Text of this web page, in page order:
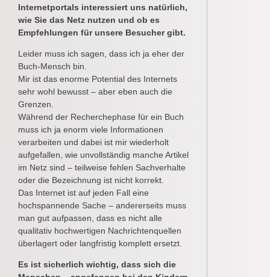
Internetportals interessiert uns natürlich,
wie Sie das Netz nutzen und ob es
Empfehlungen für unsere Besucher gibt.
Leider muss ich sagen, dass ich ja eher der
Buch-Mensch bin.
Mir ist das enorme Potential des Internets
sehr wohl bewusst – aber eben auch die
Grenzen.
Während der Recherchephase für ein Buch
muss ich ja enorm viele Informationen
verarbeiten und dabei ist mir wiederholt
aufgefallen, wie unvollständig manche Artikel
im Netz sind – teilweise fehlen Sachverhalte
oder die Bezeichnung ist nicht korrekt.
Das Internet ist auf jeden Fall eine
hochspannende Sache – andererseits muss
man gut aufpassen, dass es nicht alle
qualitativ hochwertigen Nachrichtenquellen
überlagert oder langfristig komplett ersetzt.
Es ist sicherlich wichtig, dass sich die